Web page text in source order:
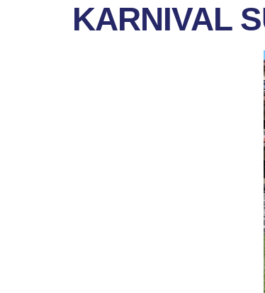
KARNIVAL